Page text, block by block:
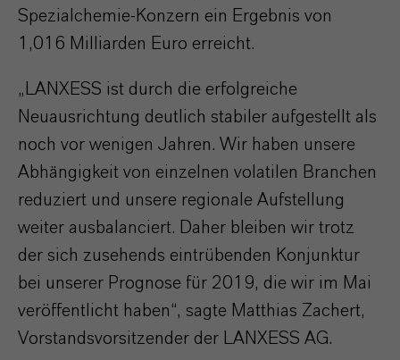
Spezialchemie-Konzern ein Ergebnis von
1,016 Milliarden Euro erreicht.
„LANXESS ist durch die erfolgreiche
Neuausrichtung deutlich stabiler aufgestellt als
noch vor wenigen Jahren. Wir haben unsere
Abhängigkeit von einzelnen volatilen Branchen
reduziert und unsere regionale Aufstellung
weiter ausbalanciert. Daher bleiben wir trotz
der sich zusehends eintrübenden Konjunktur
bei unserer Prognose für 2019, die wir im Mai
veröffentlicht haben“, sagte Matthias Zachert,
Vorstandsvorsitzender der LANXESS AG.